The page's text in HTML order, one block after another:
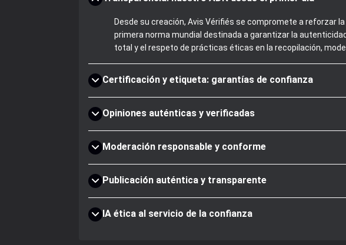
Desde su creación, Avis Vérifiés se compromete a reforzar
primera norma mundial destinada a garantizar la
total y el respeto de prácticas éticas en la recopilación,
Certificación y etiqueta: garantías de confianza
Opiniones auténticas y verificadas
Moderación responsable y conforme
Publicación auténtica y transparente
IA ética al servicio de la confianza